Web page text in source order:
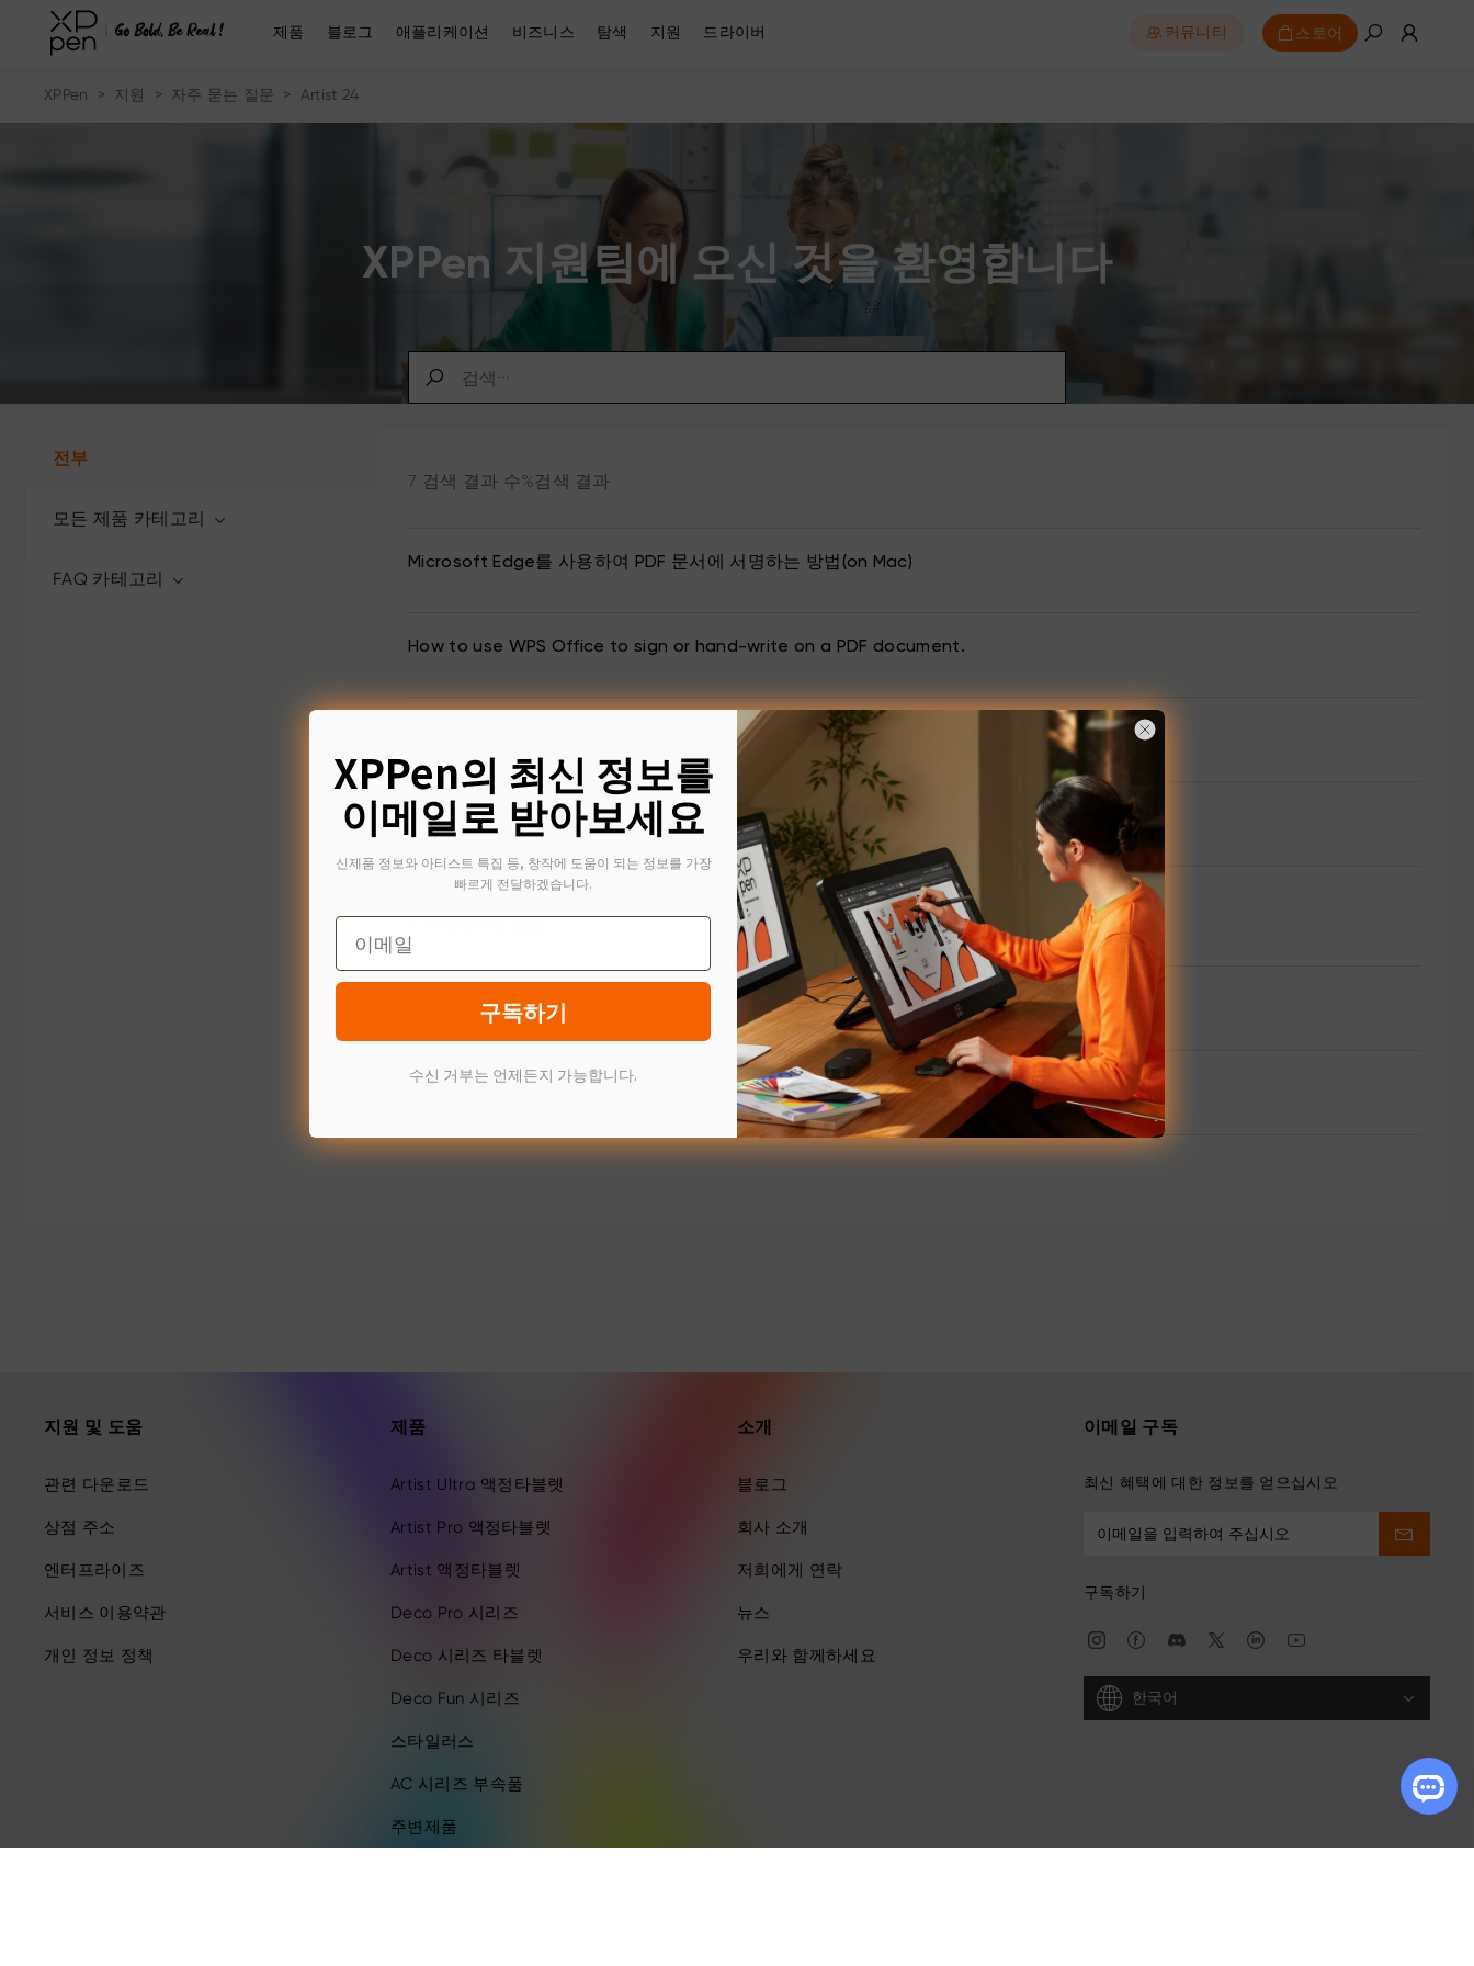
제품 블로그 애플리케이션 비즈니스 탐색 지원 드라이버 커뮤니티 스토어
XPPen > 지원 > 자주 묻는 질문 > Artist 24
XPPen 지원팀에 오신 것을 환영합니다
전부
모든 제품 카테고리
FAQ 카테고리
7 검색 결과 수%검색 결과
Microsoft Edge를 사용하여 PDF 문서에 서명하는 방법(on Mac)
How to use WPS Office to sign or hand-write on a PDF document.
How to solve PS lag issue on Windows?
Microsoft Edge로 PDF 문서에 서명하는 방법
Jamboard & Whiteboard에 서명 / 작성하는 방법（Windows / Mac）
지원 및 도움
관련 다운로드
상점 주소
엔터프라이즈
서비스 이용약관
개인 정보 정책
제품
Artist Ultra 액정타블렛
Artist Pro 액정타블렛
Artist 액정타블렛
Deco Pro 시리즈
Deco 시리즈 타블렛
Deco Fun 시리즈
스타일러스
AC 시리즈 부속품
주변제품
소개
블로그
회사 소개
저희에게 연락
뉴스
우리와 함께하세요
이메일 구독
최신 혜택에 대한 정보를 얻으십시오
구독하기
한국어
XPPen의 최신 정보를
이메일로 받아보세요
신제품 정보와 아티스트 특집 등, 창작에 도움이 되는 정보를 가장
빠르게 전달하겠습니다.
Email
구독하기
수신 거부는 언제든지 가능합니다.